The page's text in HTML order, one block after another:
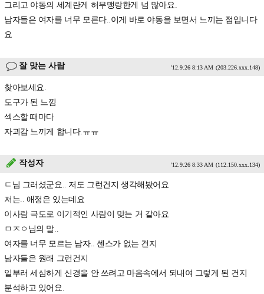
그리고 야동의 세계란게 허무맹랑한게 넘 많아요.
남자들은 여자를 너무 모른다..이게 바로 야동을 보면서 느끼는 점입니다
요
잘 맞는 사람 '12.9.26 8:13 AM (203.226.xxx.148)
찾아보세요.
도구가 된 느낌
섹스할 때마다
자괴감 느끼게 합니다.ㅠㅠ
작성자 '12.9.26 8:33 AM (112.150.xxx.134)
ㄷ님 그러셨군요.. 저도 그런건지 생각해봤어요
저는.. 애정은 있는데요
이사람 극도로 이기적인 사람이 맞는 거 같아요
ㅁㅈㅇ님의 말..
여자를 너무 모르는 남자.. 센스가 없는 건지
남자들은 원래 그런건지
일부러 세심하게 신경을 안 쓰려고 마음속에서 되내여 그렇게 된 건지
분석하고 있어요.